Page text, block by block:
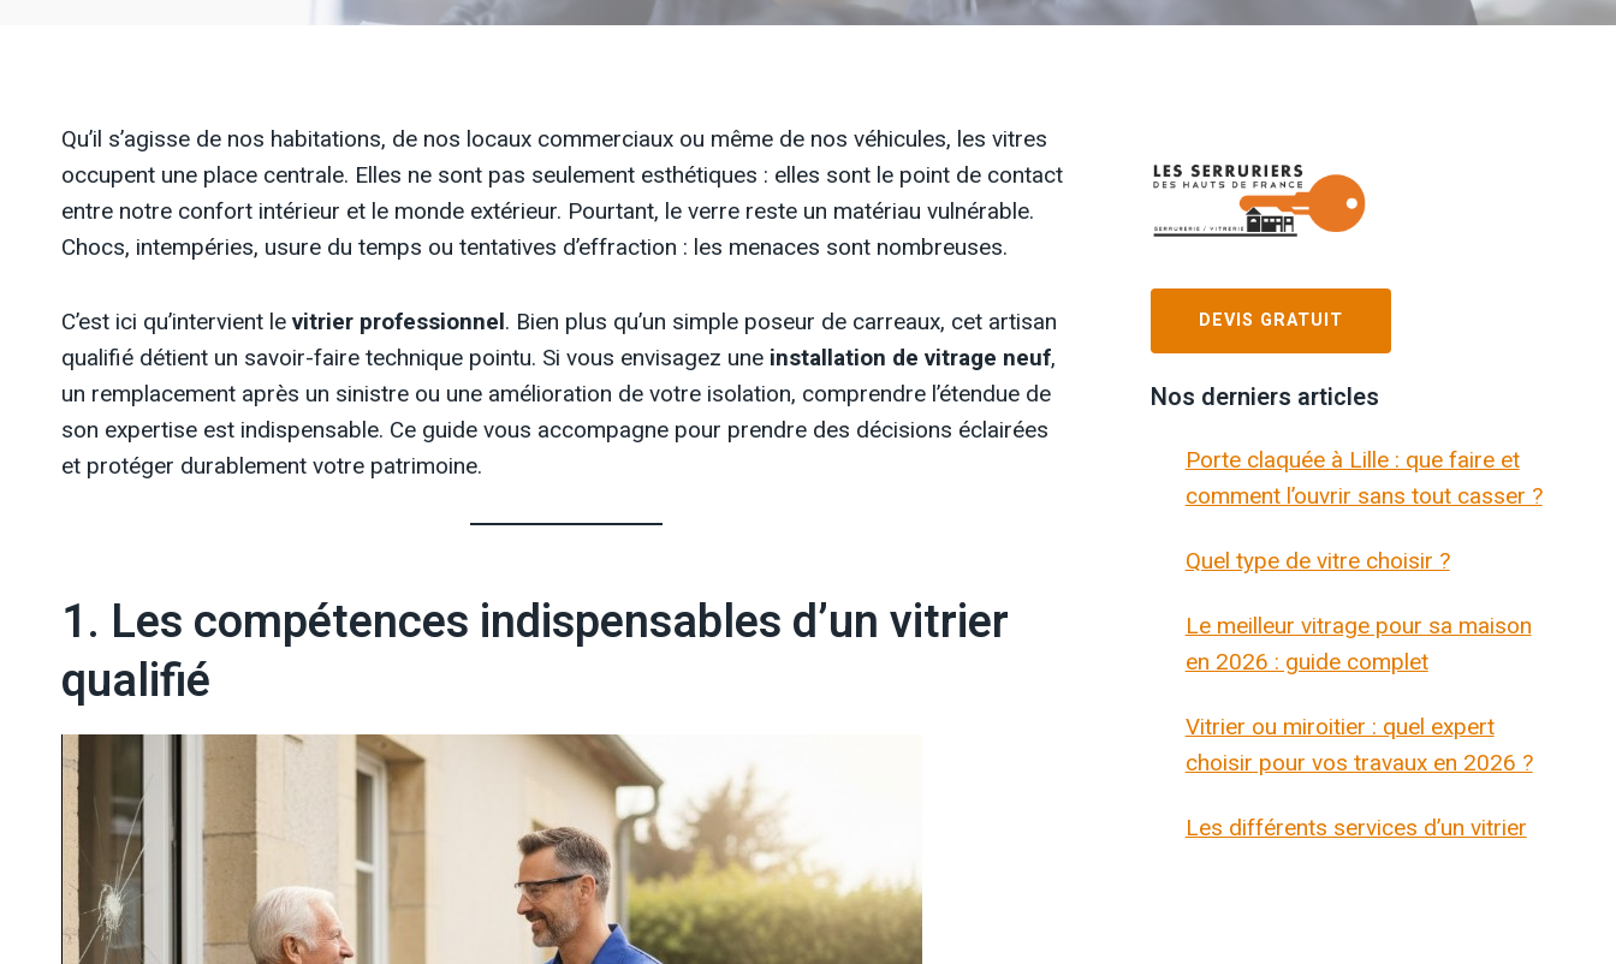
Qu’il s’agisse de nos habitations, de nos locaux commerciaux ou même de nos véhicules, les vitres
occupent une place centrale. Elles ne sont pas seulement esthétiques : elles sont le point de contact
entre notre confort intérieur et le monde extérieur. Pourtant, le verre reste un matériau vulnérable.
Chocs, intempéries, usure du temps ou tentatives d’effraction : les menaces sont nombreuses.
C’est ici qu’intervient le vitrier professionnel. Bien plus qu’un simple poseur de carreaux, cet artisan
qualifié détient un savoir-faire technique pointu. Si vous envisagez une installation de vitrage neuf,
un remplacement après un sinistre ou une amélioration de votre isolation, comprendre l’étendue de
son expertise est indispensable. Ce guide vous accompagne pour prendre des décisions éclairées
et protéger durablement votre patrimoine.
1. Les compétences indispensables d’un vitrier
qualifié
DEVIS GRATUIT
Nos derniers articles
Porte claquée à Lille : que faire et
comment l’ouvrir sans tout casser ?
Quel type de vitre choisir ?
Le meilleur vitrage pour sa maison
en 2026 : guide complet
Vitrier ou miroitier : quel expert
choisir pour vos travaux en 2026 ?
Les différents services d’un vitrier